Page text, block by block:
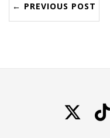
← PREVIOUS POST